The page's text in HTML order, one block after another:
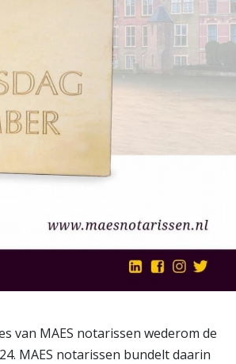
van MAES notarissen wederom de
MAES notarissen bundelt daarin